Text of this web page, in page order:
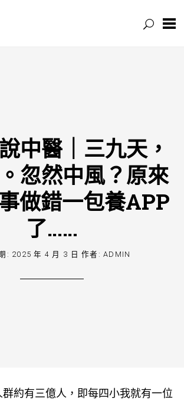
中醫｜三九天，
忽然中風？原來
做錯一包養APP
了……
: 2025 年 4 月 3 日 作者:ADMIN
約有三億人，即每四小我就有一位